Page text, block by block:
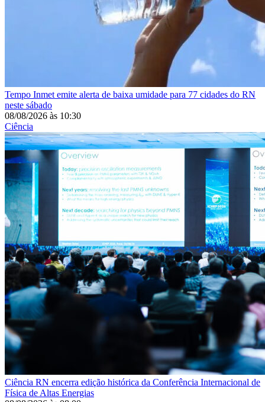
Tempo Inmet emite alerta de baixa umidade para 77 cidades do RN
neste sábado
08/08/2026 às 10:30
Ciência
Ciência RN encerra edição histórica da Conferência Internacional de
Física de Altas Energias